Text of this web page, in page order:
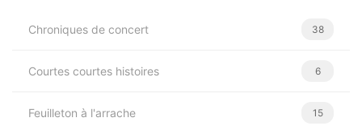
Chroniques de concert 38
Courtes courtes histoires 6
Feuilleton à l'arrache 15